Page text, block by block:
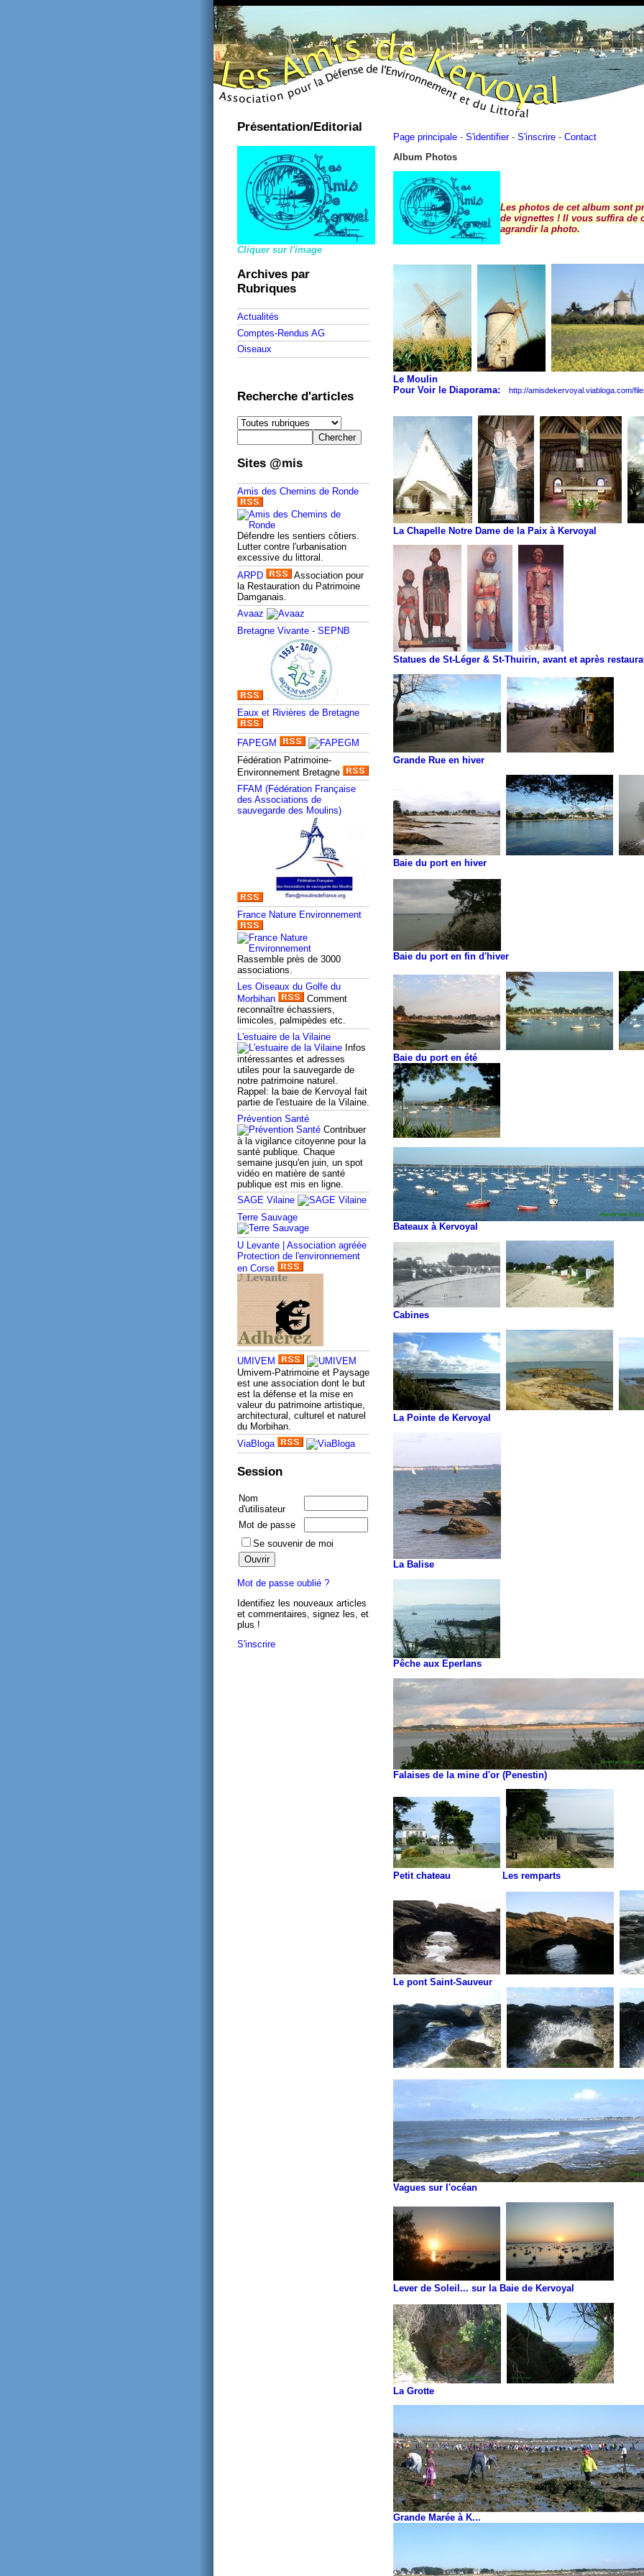
Page principale - S'identifier - S'inscrire - Contact
Album Photos
Les photos de cet album sont
de vignettes ! Il vous suffira de
agrandir la photo.
Le Moulin
Pour Voir le Diaporama:
http://amisdekervoyal.viabloga.com/
La Chapelle Notre Dame de la Paix à Kervoyal
Statues de St-Léger & St-Thuirin, avant et après
Grande Rue en hiver
Baie du port en hiver
Baie du port en fin d'hiver
Baie du port en été
Bateaux à Kervoyal
Cabines
La Pointe de Kervoyal
La Balise
Pêche aux Eperlans
Falaises de la mine d'or (Penestin)
Petit chateau Les remparts
Le pont Saint-Sauveur
Vagues sur l'océan
Lever de Soleil... sur la Baie de Kervoyal
La Grotte
Grande Marée à K...
Présentation/Editorial
Cliquer sur l'image
Archives par
Rubriques
Actualités
Comptes-Rendus AG
Oiseaux
Recherche d'articles
Sites @mis
Amis des Chemins de Ronde
Défendre les sentiers côtiers.
Lutter contre l'urbanisation
excessive du littoral.
ARPD
Association pour
la Restauration du Patrimoine
Damganais.
Avaaz
Bretagne Vivante - SEPNB
Eaux et Rivières de Bretagne
FAPEGM
Fédération Patrimoine-
Environnement Bretagne
FFAM (Fédération Française
des Associations de
sauvegarde des Moulins)
France Nature Environnement
Rassemble près de 3000
associations.
Les Oiseaux du Golfe du
Morbihan
Comment
reconnaître échassiers,
limicoles, palmipèdes etc.
L'estuaire de la Vilaine
Infos
intéressantes et adresses
utiles pour la sauvegarde de
notre patrimoine naturel.
Rappel: la baie de Kervoyal fait
partie de l'estuaire de la Vilaine.
Prévention Santé
Contribuer
à la vigilance citoyenne pour la
santé publique. Chaque
semaine jusqu'en juin, un spot
vidéo en matière de santé
publique est mis en ligne.
SAGE Vilaine
Terre Sauvage
U Levante | Association agréée
Protection de l'environnement
en Corse
UMIVEM
Umivem-Patrimoine et Paysage
est une association dont le but
est la défense et la mise en
valeur du patrimoine artistique,
architectural, culturel et naturel
du Morbihan.
ViaBloga
Session
Nom
d'utilisateur
Mot de passe
Se souvenir de moi
Mot de passe oublié ?
Identifiez les nouveaux articles
et commentaires, signez les, et
plus !
S'inscrire